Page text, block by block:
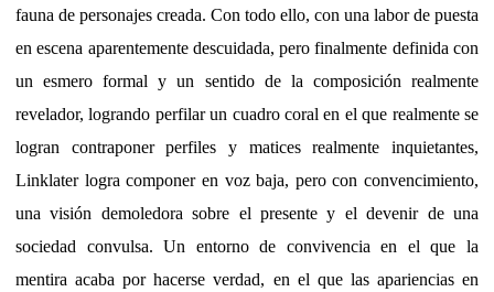
fauna de personajes creada. Con todo ello, con una labor de puesta
en escena aparentemente descuidada, pero finalmente definida con
un esmero formal y un sentido de la composición realmente
revelador, logrando perfilar un cuadro coral en el que realmente se
logran contraponer perfiles y matices realmente inquietantes,
Linklater logra componer en voz baja, pero con convencimiento,
una visión demoledora sobre el presente y el devenir de una
sociedad convulsa. Un entorno de convivencia en el que la
mentira acaba por hacerse verdad, en el que las apariencias en